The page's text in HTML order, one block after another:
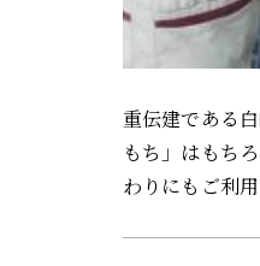
重伝建である
もち」はもち
わりにもご利用